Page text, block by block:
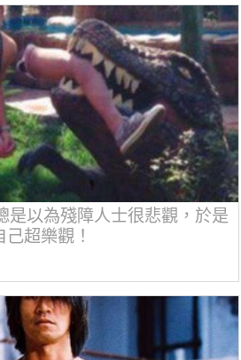
是以為殘障人士很悲觀，於是
超樂觀！